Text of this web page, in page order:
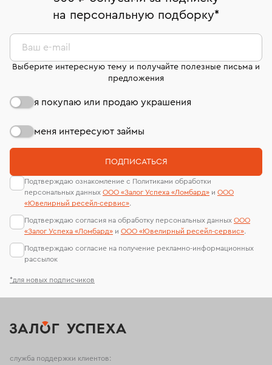
право передумать, если изделие вам не подошло. 7
дней на возврат. Детальные условия возврата
комиссионных украшений и часов смотрите на
странице«Возврат украшений»
На особо ценные изделия получены
сертификаты МГУ и других геммологических
лабораторий
на персональную подборку*
*для новых подписчиков
Ваш e-mail
Выберите интересную тему и получайте полезные письма и
предложения
я покупаю или продаю украшения
меня интересуют займы
ПОДПИСАТЬСЯ
Подтверждаю ознакомление с Политиками обработки
персональных данных ООО «Залог Успеха «Ломбард» и ООО
«Ювелирный ресейл-сервиc».
Подтверждаю согласия на обработку персональных данных ООО
«Залог Успеха «Ломбард» и ООО «Ювелирный ресейл-сервиc».
Подтверждаю согласие на получение рекламно-информационных
рассылок
служба поддержки клиентов: